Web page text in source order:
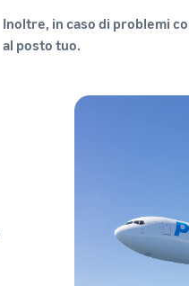
Inoltre, in caso di problemi
al posto tuo.